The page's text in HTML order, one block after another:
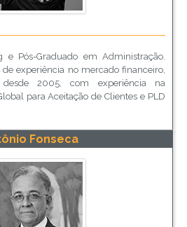
e Pós-Graduado em Administração.
experiência no mercado financeiro,
2005, com experiência na
para Aceitação de Clientes e PLD
Global. Desde 2012 é Gerente
de porte Global. Possui experiência
compreendendo a implantação de
de Compliance e de Controles
e palestrante em programa de
Participa da Comissão de
da CNSEG e é instrutor do curso
na ABBC.
Fonseca